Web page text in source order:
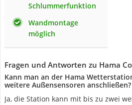
Schlummerfunktion
Wandmontage
möglich
Fragen und Antworten zu Hama
Kann man an der Hama
weitere Außensensoren anschließen?
Ja, die Station kann mit bis zu zwei